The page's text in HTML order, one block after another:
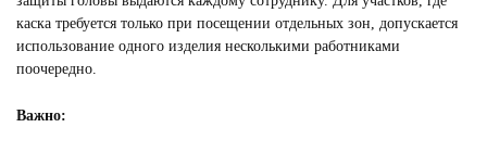
каска требуется только при посещении отдельных зон, допускается
использование одного изделия несколькими работниками
поочередно.
Важно: